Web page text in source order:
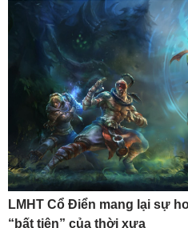
LMHT Cổ Điển mang lại sự
“bất tiện” của thời xưa